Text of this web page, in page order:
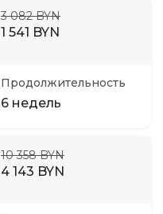
3 082 BYN
1 541 BYN
Продолжительность
6 недель
10 358 BYN
4 143 BYN